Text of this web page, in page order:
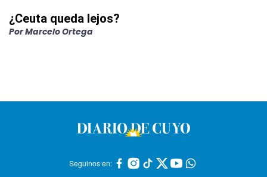
¿Ceuta queda lejos?
PorMarcelo Ortega
Seguinos en: